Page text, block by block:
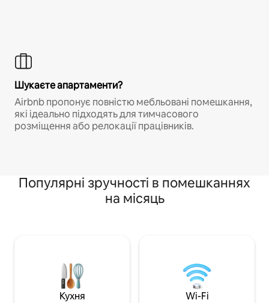
Шукаєте апартаменти?
Airbnb пропонує повністю мебльовані помешкання,
які ідеально підходять для тимчасового
розміщення або релокації працівників.
Популярні зручності в помешканнях
на місяць
Кухня Wi-Fi